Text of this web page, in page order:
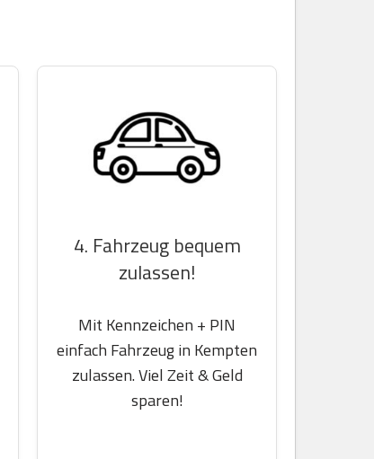
4. Fahrzeug bequem
zulassen!
Mit Kennzeichen + PIN
einfach Fahrzeug in Kempten
zulassen. Viel Zeit & Geld
sparen!